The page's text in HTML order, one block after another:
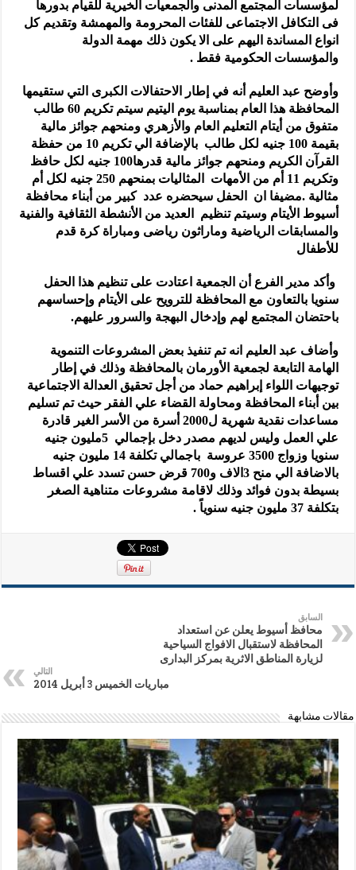
لمؤسسات المجتمع المدنى والجمعيات الخيرية للقيام بدورها
فى التكافل الاجتماعى للفئات المحرومة والمهمشة وتقديم كل
انواع المساندة اليهم على الا يكون ذلك مهمة الدولة
والمؤسسات الحكومية فقط .
وأوضح عبد العليم أنه في إطار الاحتفالات الكبرى التي ستقيمها
المحافظة هذا العام بمناسبة يوم اليتيم سيتم تكريم 60 طالب
متفوق من أيتام التعليم العام والأزهري ومنحهم جوائز مالية
بقيمة 100 جنيه لكل طالب بالإضافة الي تكريم 10 من حفظة
القرآن الكريم ومنحهم جوائز مالية قدرها100 جنيه لكل حافظ
وتكريم 11 أم من الأمهات المثاليات بمنحهم 250 جنيه لكل أم
مثالية .مضيفا ان الحفل سيحضره عدد كبير من أبناء محافظة
أسيوط الأيتام وسيتم تنظيم العديد من الأنشطة الثقافية والفنية
والمسابقات الرياضية وماراثون رياضى ومباراة كرة قدم
للأطفال
وأكد مدير الفرع أن الجمعية اعتادت على تنظيم هذا الحفل
سنويا بالتعاون مع المحافظة للترويح على الأيتام وإحساسهم
باحتضان المجتمع لهم وإدخال البهجة والسرور عليهم.
وأضاف عبد العليم انه تم تنفيذ بعض المشروعات التنموية
الهامة التابعة لجمعية الأورمان بالمحافظة وذلك في إطار
توجيهات اللواء إبراهيم حماد من أجل تحقيق العدالة الاجتماعية
بين أبناء المحافظة ومحاولة القضاء علي الفقر حيث تم تسليم
مساعدات نقدية شهرية ل2000 أسرة من الأسر الغير قادرة
علي العمل وليس لديهم مصدر دخل بإجمالي 5مليون جنيه
سنويا وزواج 3500 عروسة باجمالي تكلفة 14 مليون جنيه
بالاضافة الي منح 3الاف و700 قرض حسن تسدد علي اقساط
بسيطة بدون فوائد وذلك لاقامة مشروعات متناهية الصغر
بتكلفة 37 مليون جنيه سنوياً .
السابق
محافظ أسيوط يعلن عن استعداد
المحافظة لاستقبال الافواج السياحية
لزيارة المناطق الاثرية بمركز البدارى
التالي
مباريات الخميس 3 أبريل 2014
مقالات مشابهة